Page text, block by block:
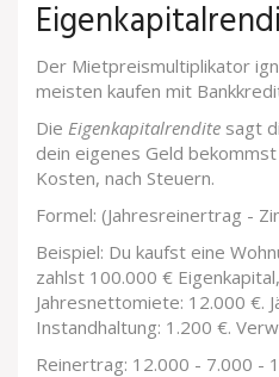
Der Mietpreismultiplikator
meisten kaufen mit
Die Eigenkapitalrendite sagt
dein eigenes Geld bekommst
Kosten, nach Steuern.
Formel: (Jahresreinertrag -
Beispiel: Du kaufst eine
zahlst 100.000 €
Jahresnettomiete: 12.000 €.
Instandhaltung: 1.200 €.
Reinertrag: 12.000 - 7.000 -